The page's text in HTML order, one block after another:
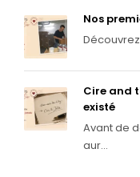
Nos
Cire and
existé
Avant de
aur...